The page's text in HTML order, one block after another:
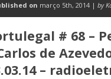
on março 5th, 2014 | by
# 68 –
de
–